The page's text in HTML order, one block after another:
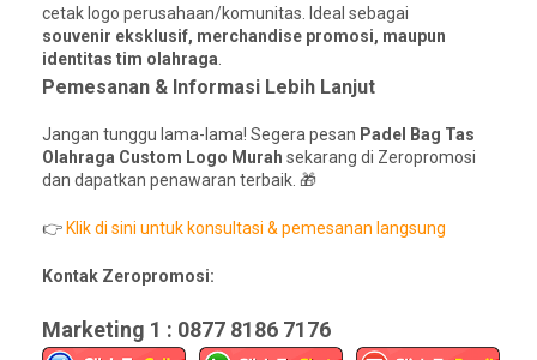
cetak logo perusahaan/komunitas. Ideal sebagai
souvenir eksklusif, merchandise promosi, maupun
identitas tim olahraga.
Pemesanan & Informasi Lebih Lanjut
Jangan tunggu lama-lama! Segera pesan Padel Bag Tas
Olahraga Custom Logo Murah sekarang di Zeropromosi
dan dapatkan penawaran terbaik. 🎁
👉 Klik di sini untuk konsultasi & pemesanan langsung
Kontak Zeropromosi:
Marketing 1 : 0877 8186 7176